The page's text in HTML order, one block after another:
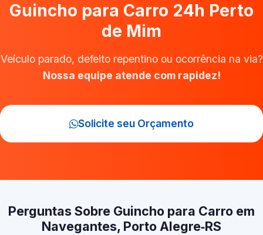
Guincho para Carro 24h Perto
de Mim
Veículo parado, defeito repentino ou ocorrência na via?
Nossa equipe atende com rapidez!
Solicite seu Orçamento
Perguntas Sobre Guincho para Carro em
Navegantes, Porto Alegre‑RS